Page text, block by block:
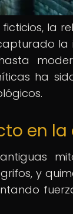
la
la
ha
en
y